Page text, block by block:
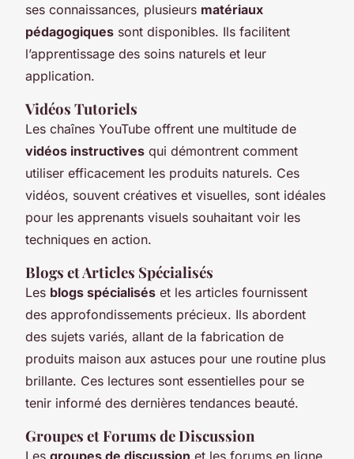
ses connaissances, plusieurs matériaux
pédagogiques sont disponibles. Ils facilitent
l’apprentissage des soins naturels et leur
application.
Vidéos Tutoriels
Les chaînes YouTube offrent une multitude de
vidéos instructives qui démontrent comment
utiliser efficacement les produits naturels. Ces
vidéos, souvent créatives et visuelles, sont idéales
pour les apprenants visuels souhaitant voir les
techniques en action.
Blogs et Articles Spécialisés
Les blogs spécialisés et les articles fournissent
des approfondissements précieux. Ils abordent
des sujets variés, allant de la fabrication de
produits maison aux astuces pour une routine plus
brillante. Ces lectures sont essentielles pour se
tenir informé des dernières tendances beauté.
Groupes et Forums de Discussion
Les groupes de discussion et les forums en ligne